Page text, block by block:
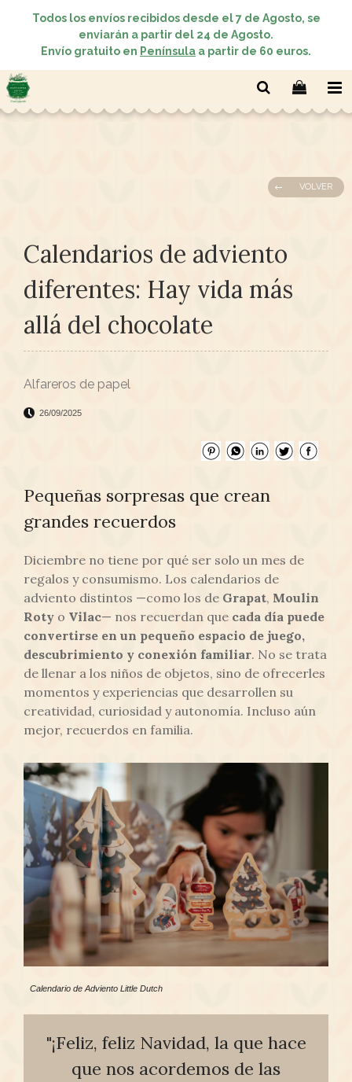
Todos los envíos recibidos desde el 7 de Agosto, se
enviarán a partir del 24 de Agosto.
Envío gratuito en Península a partir de 60 euros.
VOLVER
Calendarios de adviento
diferentes: Hay vida más
allá del chocolate
Alfareros de papel
26/09/2025
Pequeñas sorpresas que crean
grandes recuerdos
Diciembre no tiene por qué ser solo un mes de
regalos y consumismo. Los calendarios de
adviento distintos —como los de Grapat, Moulin
Roty o Vilac— nos recuerdan que cada día puede
convertirse en un pequeño espacio de juego,
descubrimiento y conexión familiar. No se trata
de llenar a los niños de objetos, sino de ofrecerles
momentos y experiencias que desarrollen su
creatividad, curiosidad y autonomía. Incluso aún
mejor, recuerdos en familia.
Calendario de Adviento Little Dutch
"¡Feliz, feliz Navidad, la que hace
que nos acordemos de las